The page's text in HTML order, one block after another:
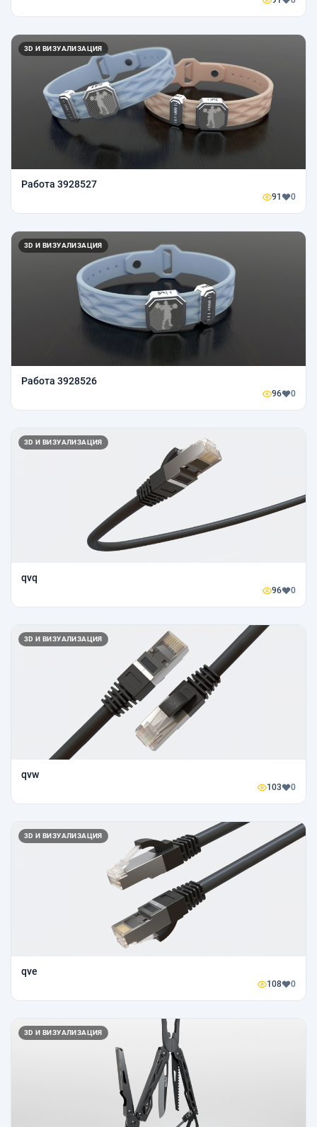
3D И ВИЗУАЛИЗАЦИЯ
Работа 3928527
91 0
3D И ВИЗУАЛИЗАЦИЯ
Работа 3928526
96 0
3D И ВИЗУАЛИЗАЦИЯ
qvq
96 0
3D И ВИЗУАЛИЗАЦИЯ
qvw
103 0
3D И ВИЗУАЛИЗАЦИЯ
qve
108 0
3D И ВИЗУАЛИЗАЦИЯ